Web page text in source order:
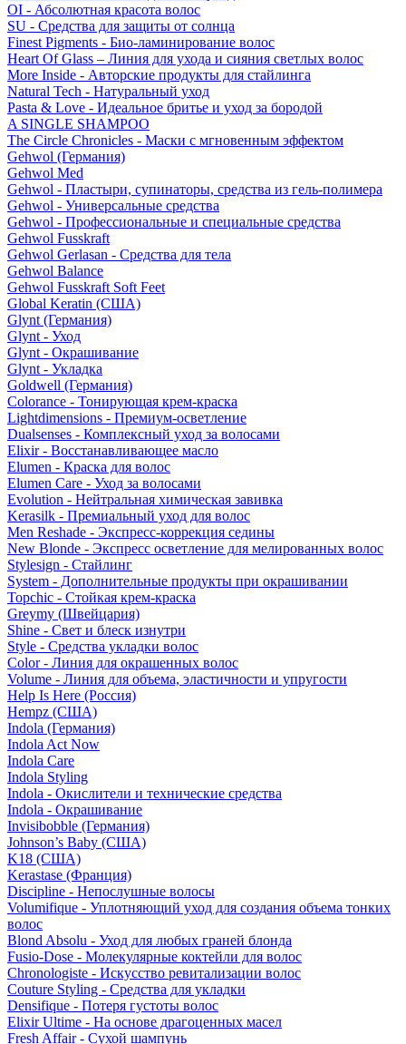
OI - Абсолютная красота волос
SU - Средства для защиты от солнца
Finest Pigments - Био-ламинирование волос
Heart Of Glass – Линия для ухода и сияния светлых волос
More Inside - Авторские продукты для стайлинга
Natural Tech - Натуральный уход
Pasta & Love - Идеальное бритье и уход за бородой
A SINGLE SHAMPOO
The Circle Chronicles - Маски с мгновенным эффектом
Gehwol (Германия)
Gehwol Med
Gehwol - Пластыри, супинаторы, средства из гель-полимера
Gehwol - Универсальные средства
Gehwol - Профессиональные и специальные средства
Gehwol Fusskraft
Gehwol Gerlasan - Средства для тела
Gehwol Balance
Gehwol Fusskraft Soft Feet
Global Keratin (США)
Glynt (Германия)
Glynt - Уход
Glynt - Окрашивание
Glynt - Укладка
Goldwell (Германия)
Colorance - Тонирующая крем-краска
Lightdimensions - Премиум-осветление
Dualsenses - Комплексный уход за волосами
Elixir - Восстанавливающее масло
Elumen - Краска для волос
Elumen Care - Уход за волосами
Evolution - Нейтральная химическая завивка
Kerasilk - Премиальный уход для волос
Men Reshade - Экспресс-коррекция седины
New Blonde - Экспресс осветление для мелированных волос
Stylesign - Стайлинг
System - Дополнительные продукты при окрашивании
Topchic - Стойкая крем-краска
Greymy (Швейцария)
Shine - Свет и блеск изнутри
Style - Средства укладки волос
Color - Линия для окрашенных волос
Volume - Линия для объема, эластичности и упругости
Help Is Here (Россия)
Hempz (США)
Indola (Германия)
Indola Act Now
Indola Care
Indola Styling
Indola - Окислители и технические средства
Indola - Окрашивание
Invisibobble (Германия)
Johnson’s Baby (США)
K18 (США)
Kerastase (Франция)
Discipline - Непослушные волосы
Volumifique - Уплотняющий уход для создания объема тонких
волос
Blond Absolu - Уход для любых граней блонда
Fusio-Dose - Молекулярные коктейли для волос
Chronologiste - Искусство ревитализации волос
Couture Styling - Средства для укладки
Densifique - Потеря густоты волос
Elixir Ultime - На основе драгоценных масел
Fresh Affair - Сухой шампунь